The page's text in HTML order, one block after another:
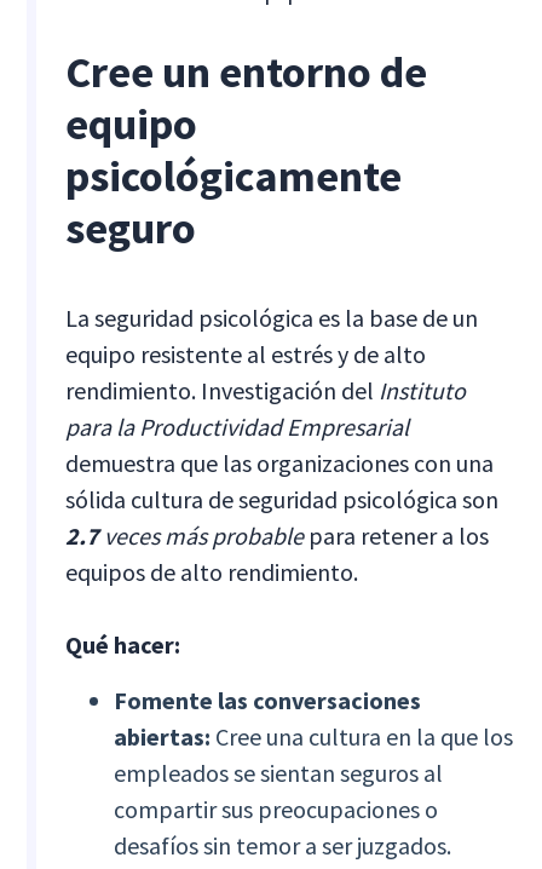
Cree un entorno de
equipo
psicológicamente
seguro
La seguridad psicológica es la base de un
equipo resistente al estrés y de alto
rendimiento. Investigación del Instituto
para la Productividad Empresarial
demuestra que las organizaciones con una
sólida cultura de seguridad psicológica son
2.7veces más probablepara retener a los
equipos de alto rendimiento.
Qué hacer:
Fomente las conversaciones
abiertas: Cree una cultura en la que los
empleados se sientan seguros al
compartir sus preocupaciones o
desafíos sin temor a ser juzgados.